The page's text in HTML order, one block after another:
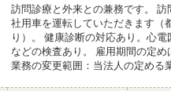
訪問診療と外来との兼務です。 訪
社用車を運転していただきます（
り）。 健康診断の対応あり。心電
などの検査あり。 雇用期間の定め
業務の変更範囲：当法人の定める